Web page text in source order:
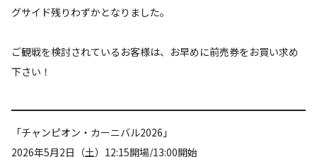
グサイド残りわずかとなりました。
ご観戦を検討されているお客様は、お早めに前売券をお買い求め
下さい！
「チャンピオン・カーニバル2026」
2026年5月2日（土）12:15開場/13:00開始